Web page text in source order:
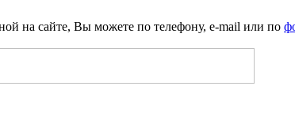
на сайте, Вы можете по телефону, e-mail или по